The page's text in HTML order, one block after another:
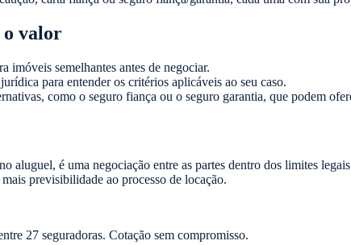
o valor
imóveis semelhantes antes de negociar.
para entender os critérios aplicáveis ao seu caso.
como o seguro fiança ou o seguro garantia, que podem
aluguel, é uma negociação entre as partes dentro dos limites
previsibilidade ao processo de locação.
27 seguradoras. Cotação sem compromisso.